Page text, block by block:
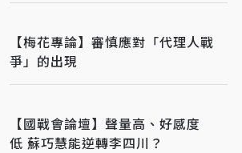
【梅花專論】審慎應對「代理人戰
爭」的出現
【國戰會論壇】聲量高、好感度
低 蘇巧慧能逆轉李四川？